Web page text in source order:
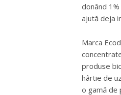
donând
ajută deja
Marca
produse
hârtie de
o gamă de